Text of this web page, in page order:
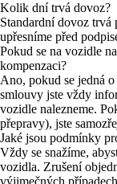
Kolik dní trvá dovoz?
Standardní dovoz
upřesníme před
Pokud se na vozidle
kompenzaci?
Ano, pokud se jedná
smlouvy jste vždy
vozidle nalezneme.
přepravy), jste
Jaké jsou podmínky
Vždy se snažíme,
vozidla. Zrušení
výjimečných